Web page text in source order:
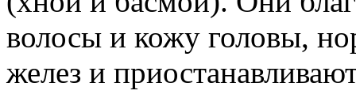
волосы и кожу головы,
желез и